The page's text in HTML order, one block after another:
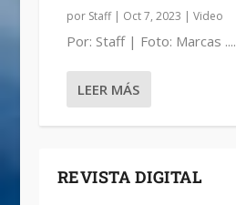
por Staff| Oct 7, 2023 | Video
Por: Staff | Foto: Marcas ....
LEER MÁS
REVISTA DIGITAL